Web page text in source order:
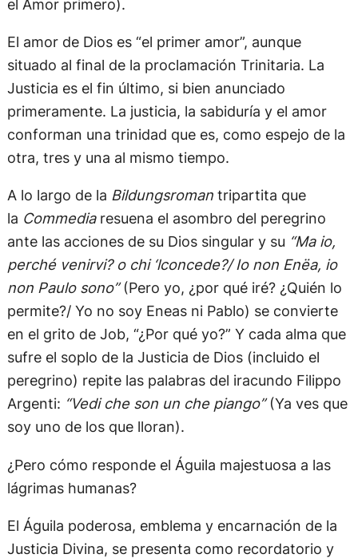
el Amor primero).
El amor de Dios es “el primer amor”, aunque
situado al final de la proclamación Trinitaria. La
Justicia es el fin último, si bien anunciado
primeramente. La justicia, la sabiduría y el amor
conforman una trinidad que es, como espejo de la
otra, tres y una al mismo tiempo.
A lo largo de la Bildungsromantripartita que
la Commedia resuena el asombro del peregrino
ante las acciones de su Dios singular y su “Ma io,
perché venirvi? o chi ‘lconcede?/ Io non Enëa, io
non Paulo sono”(Pero yo, ¿por qué iré? ¿Quién lo
permite?/ Yo no soy Eneas ni Pablo) se convierte
en el grito de Job, “¿Por qué yo?” Y cada alma que
sufre el soplo de la Justicia de Dios (incluido el
peregrino) repite las palabras del iracundo Filippo
Argenti: “Vedi che son un che piango”(Ya ves que
soy uno de los que lloran).
¿Pero cómo responde el Águila majestuosa a las
lágrimas humanas?
El Águila poderosa, emblema y encarnación de la
Justicia Divina, se presenta como recordatorio y